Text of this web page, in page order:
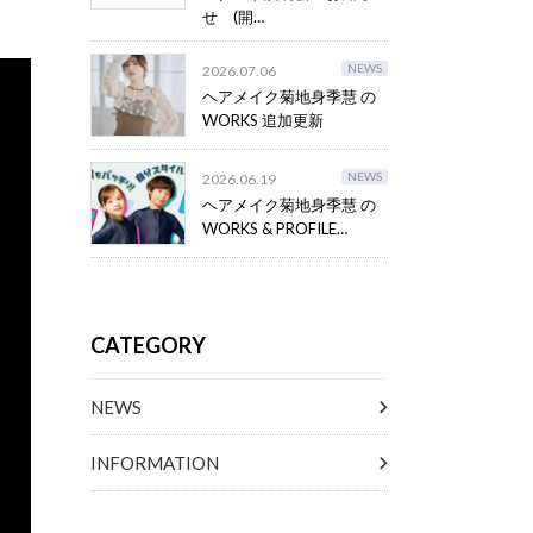
せ (開…
2026.07.06 NEWS
ヘアメイク菊地身季慧 の
WORKS 追加更新
2026.06.19 NEWS
ヘアメイク菊地身季慧 の
WORKS & PROFILE…
CATEGORY
NEWS
INFORMATION